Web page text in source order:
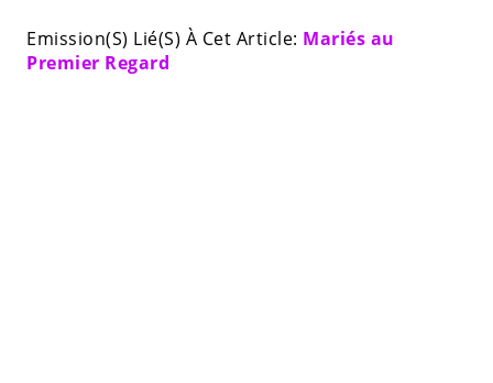
Emission(S) Lié(S) À Cet Article: Mariés au
Premier Regard